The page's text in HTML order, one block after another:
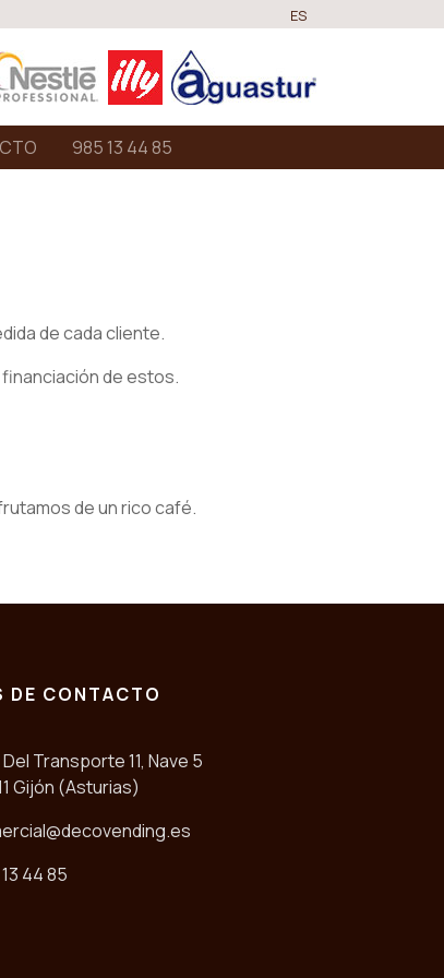
ES
985 13 44 85
de cada cliente.
de estos.
de un rico café.
DE CONTACTO
Del Transporte 11, Nave 5
Gijón (Asturias)
44 85